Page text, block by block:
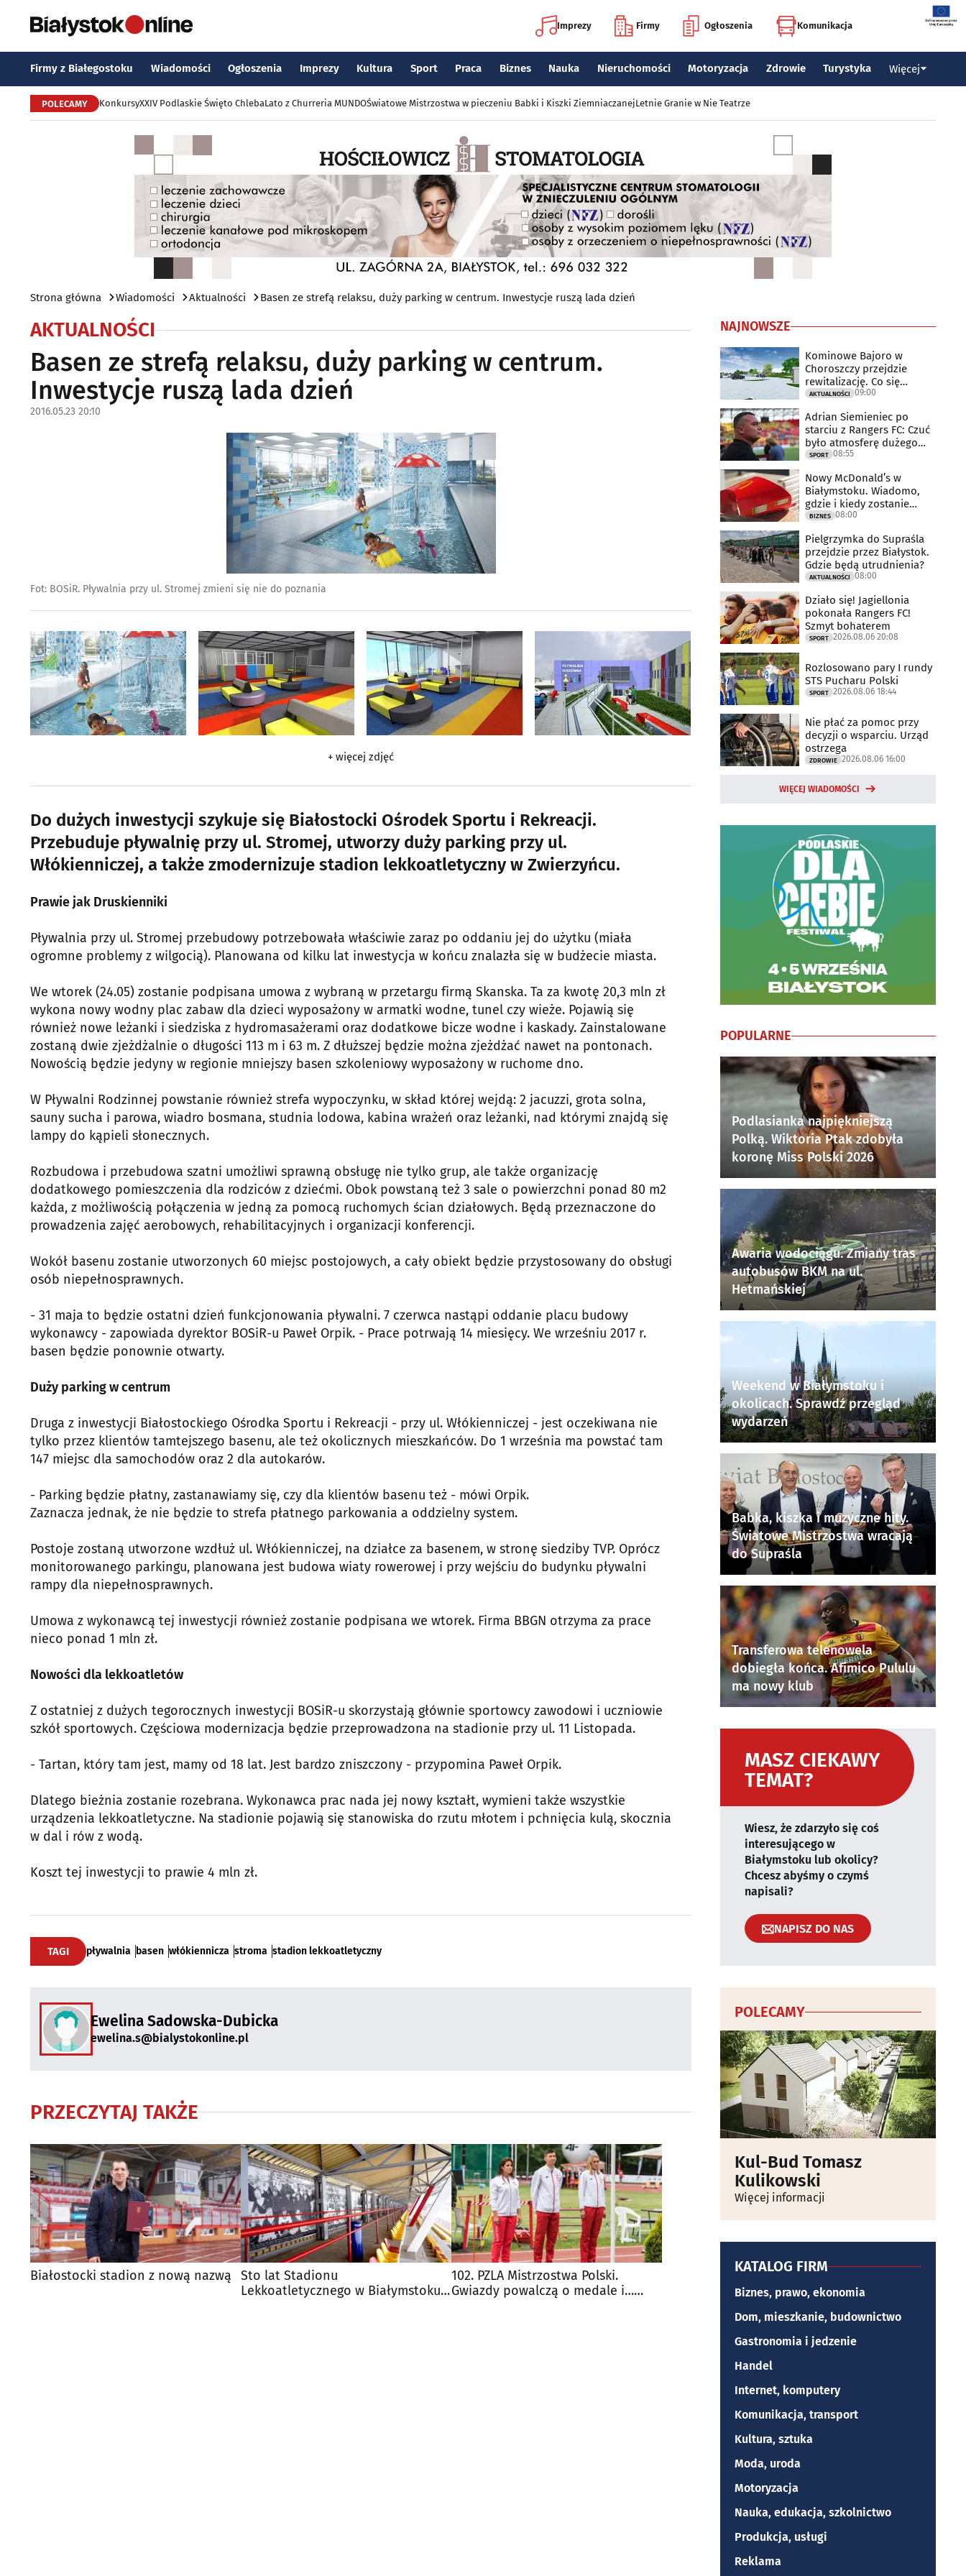
Imprezy Firmy Ogłoszenia Komunikacja
Firmy z Białegostoku Wiadomości Ogłoszenia Imprezy Kultura Sport Praca Biznes Nauka Nieruchomości Motoryzacja Zdrowie Turystyka Więcej
POLECAMY KonkursyXXIV Podlaskie Święto ChlebaLato z Churreria MUNDOŚwiatowe Mistrzostwa w pieczeniu Babki i Kiszki ZiemniaczanejLetnie Granie w Nie Teatrze
Strona główna Wiadomości Aktualności Basen ze strefą relaksu, duży parking w centrum. Inwestycje ruszą lada dzień
AKTUALNOŚCI
Basen ze strefą relaksu, duży parking w centrum.
Inwestycje ruszą lada dzień
2016.05.23 20:10
Fot: BOSiR. Pływalnia przy ul. Stromej zmieni się nie do poznania
+ więcej zdjęć
Do dużych inwestycji szykuje się Białostocki Ośrodek Sportu i Rekreacji.
Przebuduje pływalnię przy ul. Stromej, utworzy duży parking przy ul.
Włókienniczej, a także zmodernizuje stadion lekkoatletyczny w Zwierzyńcu.
Prawie jak Druskienniki
Pływalnia przy ul. Stromej przebudowy potrzebowała właściwie zaraz po oddaniu jej do użytku (miała
ogromne problemy z wilgocią). Planowana od kilku lat inwestycja w końcu znalazła się w budżecie miasta.
We wtorek (24.05) zostanie podpisana umowa z wybraną w przetargu firmą Skanska. Ta za kwotę 20,3 mln zł
wykona nowy wodny plac zabaw dla dzieci wyposażony w armatki wodne, tunel czy wieże. Pojawią się
również nowe leżanki i siedziska z hydromasażerami oraz dodatkowe bicze wodne i kaskady. Zainstalowane
zostaną dwie zjeżdżalnie o długości 113 m i 63 m. Z dłuższej będzie można zjeżdżać nawet na pontonach.
Nowością będzie jedyny w regionie mniejszy basen szkoleniowy wyposażony w ruchome dno.
W Pływalni Rodzinnej powstanie również strefa wypoczynku, w skład której wejdą: 2 jacuzzi, grota solna,
sauny sucha i parowa, wiadro bosmana, studnia lodowa, kabina wrażeń oraz leżanki, nad którymi znajdą się
lampy do kąpieli słonecznych.
Rozbudowa i przebudowa szatni umożliwi sprawną obsługę nie tylko grup, ale także organizację
dodatkowego pomieszczenia dla rodziców z dziećmi. Obok powstaną też 3 sale o powierzchni ponad 80 m2
każda, z możliwością połączenia w jedną za pomocą ruchomych ścian działowych. Będą przeznaczone do
prowadzenia zajęć aerobowych, rehabilitacyjnych i organizacji konferencji.
Wokół basenu zostanie utworzonych 60 miejsc postojowych, a cały obiekt będzie przystosowany do obsługi
osób niepełnosprawnych.
- 31 maja to będzie ostatni dzień funkcjonowania pływalni. 7 czerwca nastąpi oddanie placu budowy
wykonawcy - zapowiada dyrektor BOSiR-u Paweł Orpik. - Prace potrwają 14 miesięcy. We wrześniu 2017 r.
basen będzie ponownie otwarty.
Duży parking w centrum
Druga z inwestycji Białostockiego Ośrodka Sportu i Rekreacji - przy ul. Włókienniczej - jest oczekiwana nie
tylko przez klientów tamtejszego basenu, ale też okolicznych mieszkańców. Do 1 września ma powstać tam
147 miejsc dla samochodów oraz 2 dla autokarów.
- Parking będzie płatny, zastanawiamy się, czy dla klientów basenu też - mówi Orpik.
Zaznacza jednak, że nie będzie to strefa płatnego parkowania a oddzielny system.
Postoje zostaną utworzone wzdłuż ul. Włókienniczej, na działce za basenem, w stronę siedziby TVP. Oprócz
monitorowanego parkingu, planowana jest budowa wiaty rowerowej i przy wejściu do budynku pływalni
rampy dla niepełnosprawnych.
Umowa z wykonawcą tej inwestycji również zostanie podpisana we wtorek. Firma BBGN otrzyma za prace
nieco ponad 1 mln zł.
Nowości dla lekkoatletów
Z ostatniej z dużych tegorocznych inwestycji BOSiR-u skorzystają głównie sportowcy zawodowi i uczniowie
szkół sportowych. Częściowa modernizacja będzie przeprowadzona na stadionie przy ul. 11 Listopada.
- Tartan, który tam jest, mamy od 18 lat. Jest bardzo zniszczony - przypomina Paweł Orpik.
Dlatego bieżnia zostanie rozebrana. Wykonawca prac nada jej nowy kształt, wymieni także wszystkie
urządzenia lekkoatletyczne. Na stadionie pojawią się stanowiska do rzutu młotem i pchnięcia kulą, skocznia
w dal i rów z wodą.
Koszt tej inwestycji to prawie 4 mln zł.
TAGI pływalnia basen włókiennicza stroma stadion lekkoatletyczny
Ewelina Sadowska-Dubicka
ewelina.s@bialystokonline.pl
PRZECZYTAJ TAKŻE
Białostocki stadion z nową nazwą
Sto lat Stadionu
Lekkoatletycznego w Białymstoku.
102. PZLA Mistrzostwa Polski.
Gwiazdy powalczą o medale i…
NAJNOWSZE
Kominowe Bajoro w
Choroszczy przejdzie
rewitalizację. Co się
zmieni?
AKTUALNOŚCI 09:00
Adrian Siemieniec po
starciu z Rangers FC: Czuć
było atmosferę dużego
meczu
SPORT 08:55
Nowy McDonald’s w
Białymstoku. Wiadomo,
gdzie i kiedy zostanie
otwarty
BIZNES 08:00
Pielgrzymka do Supraśla
przejdzie przez Białystok.
Gdzie będą utrudnienia?
AKTUALNOŚCI 08:00
Działo się! Jagiellonia
pokonała Rangers FC!
Szmyt bohaterem
SPORT 2026.08.06 20:08
Rozlosowano pary I rundy
STS Pucharu Polski
SPORT 2026.08.06 18:44
Nie płać za pomoc przy
decyzji o wsparciu. Urząd
ostrzega
ZDROWIE 2026.08.06 16:00
WIĘCEJ WIADOMOŚCI
POPULARNE
Podlasianka najpiękniejszą
Polką. Wiktoria Ptak zdobyła
koronę Miss Polski 2026
Awaria wodociągu. Zmiany tras
autobusów BKM na ul.
Hetmańskiej
Weekend w Białymstoku i
okolicach. Sprawdź przegląd
wydarzeń
Babka, kiszka i muzyczne hity.
Światowe Mistrzostwa wracają
do Supraśla
Transferowa telenowela
dobiegła końca. Afimico Pululu
ma nowy klub
MASZ CIEKAWY
TEMAT?
Wiesz, że zdarzyło się coś
interesującego w
Białymstoku lub okolicy?
Chcesz abyśmy o czymś
napisali?
NAPISZ DO NAS
POLECAMY
Kul-Bud Tomasz
Kulikowski
Więcej informacji
KATALOG FIRM
Biznes, prawo, ekonomia
Dom, mieszkanie, budownictwo
Gastronomia i jedzenie
Handel
Internet, komputery
Komunikacja, transport
Kultura, sztuka
Moda, uroda
Motoryzacja
Nauka, edukacja, szkolnictwo
Produkcja, usługi
Reklama